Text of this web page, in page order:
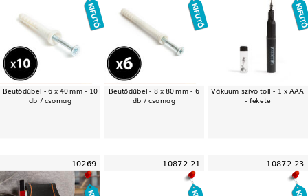
Beütődűbel - 6 x 40 mm - 10
db / csomag
Beütődűbel - 8 x 80 mm - 6
db / csomag
Vákuum szívó toll - 1 x AAA
- fekete
10269 10872-21 10872-23